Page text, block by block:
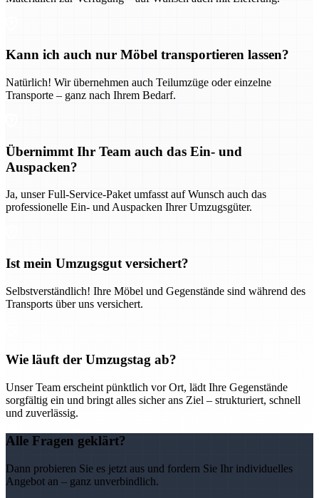
Kann ich auch nur Möbel transportieren lassen?
Natürlich! Wir übernehmen auch Teilumzüge oder einzelne
Transporte – ganz nach Ihrem Bedarf.
Übernimmt Ihr Team auch das Ein- und
Auspacken?
Ja, unser Full-Service-Paket umfasst auf Wunsch auch das
professionelle Ein- und Auspacken Ihrer Umzugsgüter.
Ist mein Umzugsgut versichert?
Selbstverständlich! Ihre Möbel und Gegenstände sind während des
Transports über uns versichert.
Wie läuft der Umzugstag ab?
Unser Team erscheint pünktlich vor Ort, lädt Ihre Gegenstände
sorgfältig ein und bringt alles sicher ans Ziel – strukturiert, schnell
und zuverlässig.
Alle Fragen geklärt?
Dann probieren Sie es jetzt aus und fordern Sie Ihr individuelles
Angebot an – ganz unverbindlich.